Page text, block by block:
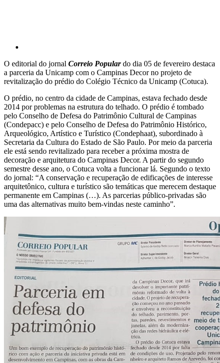
O editorial do jornal Correio Populardo dia 05 de fevereiro destaca
a parceria da Unicamp com o Campinas Decor no projeto de
revitalização do prédio do Colégio Técnico da Unicamp (Cotuca).
O prédio, no centro da cidade de Campinas, estava fechado desde
2014 por problemas na estrutura do telhado. O prédio é tombado
pelo Conselho de Defesa do Patrimônio Cultural de Campinas
(Condepacc) e pelo Conselho de Defesa do Patrimônio Histórico,
Arqueológico, Artístico e Turístico (Condephaat), subordinado à
Secretaria da Cultura do Estado de São Paulo. Por meio da parceria
ele está sendo revitalizado para receber a próxima mostra de
decoração e arquitetura do Campinas Decor. A partir do segundo
semestre desse ano, o Cotuca volta a funcionar lá. Segundo o texto
do jornal: “A conservação e recuperação de edificações de interesse
arquitetônico, cultura e turístico são temáticas que merecem destaque
permanente em Campinas (…). As parcerias público-privadas são
uma das alternativas muito bem-vindas neste caminho”.